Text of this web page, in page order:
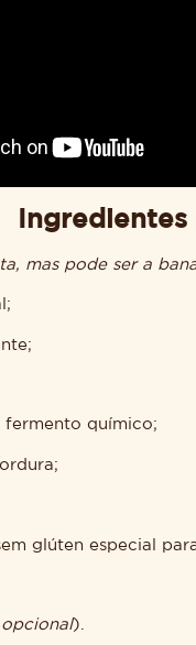
mas pode ser a
fermento químico;
glúten especial
opcional).